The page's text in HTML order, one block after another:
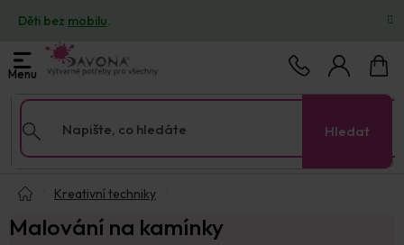
obsah
Děti bez mobilu.
Hledat
košík
Kreativní techniky
Malování na kamínky